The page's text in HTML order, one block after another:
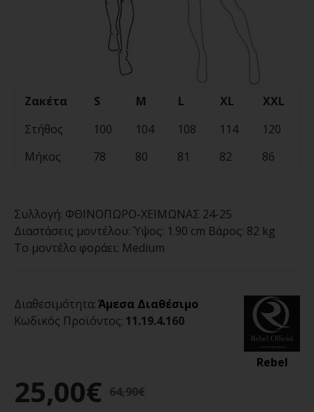
Ζακέτα S M L XL
XXL
Στήθος
100 104 108 114
120
Μήκος
78 80 81 82 86
Συλλογή: ΦΘΙΝΟΠΩΡΟ-ΧΕΙΜΩΝΑΣ 24-25
Διαστάσεις μοντέλου: Ύψος: 1.90 cm Βάρος: 82 kg
Το μοντέλο φοράει: Medium
25,00€ 64,90€
Διαθεσιμότητα:Άμεσα Διαθέσιμο
Κωδικός Προϊόντος: 11.19.4.160
Rebel